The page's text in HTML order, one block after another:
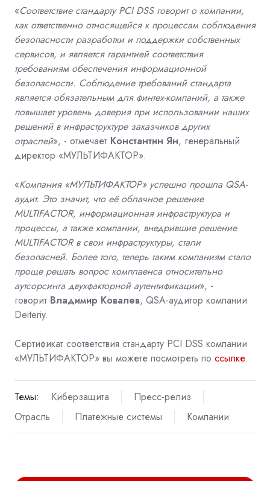
«Соответствие стандарту PCI DSS говорит о компании,
как ответственно относящейся к процессам соблюдения
безопасности разработки и поддержки собственных
сервисов, и является гарантией соответствия
требованиям обеспечения информационной
безопасности. Соблюдение требований стандарта
является обязательным для финтех-компаний, а также
повышает уровень доверия при использовании наших
решений в инфраструктуре заказчиков других
отраслей», - отмечает Константин Ян, генеральный
директор «МУЛЬТИФАКТОР».
«Компания «МУЛЬТИФАКТОР» успешно прошла QSA-
аудит. Это значит, что её облачное решение
MULTIFACTOR, информационная инфраструктура и
процессы, а также компании, внедрившие решение
MULTIFACTOR в свои инфраструктуры, стали
безопасней. Более того, теперь таким компаниям стало
проще решать вопрос комплаенса относительно
аутсорсинга двухфакторной аутентификации», -
говорит Владимир Ковалев, QSA-аудитор компании
Deiteriy.
Сертификат соответствия стандарту PCI DSS компании
«МУЛЬТИФАКТОР» вы можете посмотреть по ссылке.
Темы: Киберзащита
Пресс-релиз
Отрасль
Платежные системы Компании